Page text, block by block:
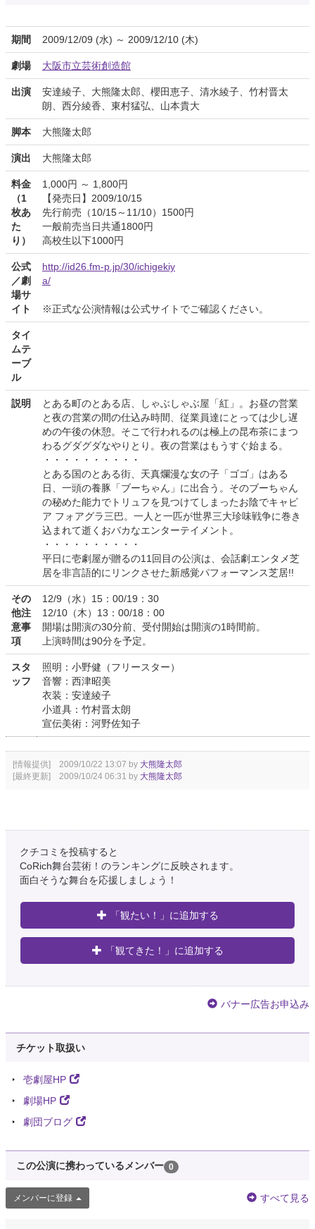
期間 2009/12/09 (水) ～ 2009/12/10 (木)
劇場 大阪市立芸術創造館
出演
安達綾子、大熊隆太郎、櫻田恵子、清水綾子、竹村晋太
朗、西分綾香、東村猛弘、山本貴大
脚本 大熊隆太郎
演出 大熊隆太郎
料金
（1
枚あ
た
り）
1,000円 ～ 1,800円
【発売日】2009/10/15
先行前売（10/15～11/10）1500円
一般前売当日共通1800円
高校生以下1000円
公式
／劇
場サ
イト
http://id26.fm-p.jp/30/ichigekiy
a/
※正式な公演情報は公式サイトでご確認ください。
タイ
ムテ
ーブ
ル
説明
とある町のとある店、しゃぶしゃぶ屋「紅」。お昼の営業
と夜の営業の間の仕込み時間、従業員達にとっては少し遅
めの午後の休憩。そこで行われるのは極上の昆布茶にまつ
わるグダグダなやりとり。夜の営業はもうすぐ始まる。
・・・・・・・・・・
とある国のとある街、天真爛漫な女の子「ゴゴ」はある
日、一頭の養豚「ブーちゃん」に出合う。そのブーちゃん
の秘めた能力でトリュフを見つけてしまったお陰でキャビ
ア フォアグラ三巴。一人と一匹が世界三大珍味戦争に巻き
込まれて逝くおバカなエンターテイメント。
・・・・・・・・・・
平日に壱劇屋が贈るの11回目の公演は、会話劇エンタメ芝
居を非言語的にリンクさせた新感覚パフォーマンス芝居!!
その
他注
意事
項
12/9（水）15：00/19：30
12/10（木）13：00/18：00
開場は開演の30分前、受付開始は開演の1時間前。
上演時間は90分を予定。
スタ
ッフ
照明：小野健（フリースター）
音響：西津昭美
衣装：安達綾子
小道具：竹村晋太朗
宣伝美術：河野佐知子
[情報提供] 2009/10/22 13:07 by 大熊隆太郎
[最終更新] 2009/10/24 06:31 by 大熊隆太郎
クチコミを投稿すると
CoRich舞台芸術！のランキングに反映されます。
面白そうな舞台を応援しましょう！
「観たい！」に追加する
「観てきた！」に追加する
バナー広告お申込み
チケット取扱い
壱劇屋HP
劇場HP
劇団ブログ
この公演に携わっているメンバー 0
メンバーに登録 すべて見る